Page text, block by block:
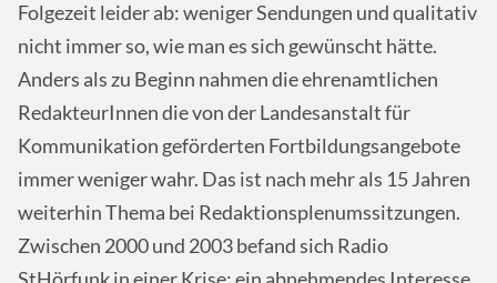
Folgezeit leider ab: weniger Sendungen und qualitativ
nicht immer so, wie man es sich gewünscht hätte.
Anders als zu Beginn nahmen die ehrenamtlichen
RedakteurInnen die von der Landesanstalt für
Kommunikation geförderten Fortbildungsangebote
immer weniger wahr. Das ist nach mehr als 15 Jahren
weiterhin Thema bei Redaktionsplenumssitzungen.
Zwischen 2000 und 2003 befand sich Radio